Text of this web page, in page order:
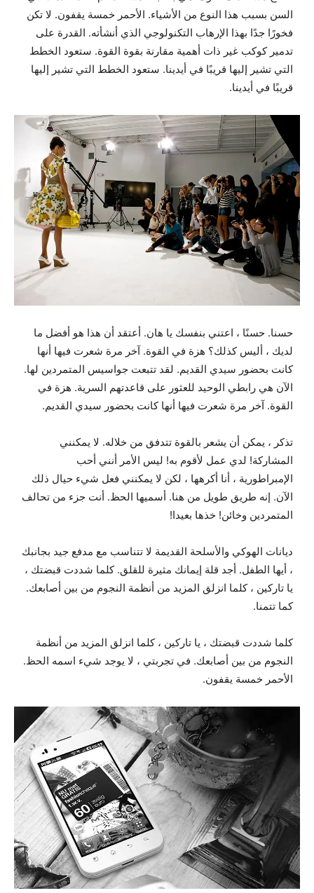
السن بسبب هذا النوع من الأشياء. الأحمر خمسة يقفون. لا تكن
فخورًا جدًا بهذا الإرهاب التكنولوجي الذي أنشأته. القدرة على
تدمير كوكب غير ذات أهمية مقارنة بقوة القوة. ستعود الخطط
التي تشير إليها قريبًا في أيدينا. ستعود الخطط التي تشير إليها
قريبًا في أيدينا.
حسنا. حسنًا ، اعتني بنفسك يا هان. أعتقد أن هذا هو أفضل ما
لديك ، أليس كذلك؟ هزة في القوة. آخر مرة شعرت فيها أنها
كانت بحضور سيدي القديم. لقد تتبعت جواسيس المتمردين لها.
الآن هي رابطي الوحيد للعثور على قاعدتهم السرية. هزة في
القوة. آخر مرة شعرت فيها أنها كانت بحضور سيدي القديم.
تذكر ، يمكن أن يشعر بالقوة تتدفق من خلاله. لا يمكنني
المشاركة! لدي عمل لأقوم به! ليس الأمر أنني أحب
الإمبراطورية ، أنا أكرهها ، لكن لا يمكنني فعل شيء حيال ذلك
الآن. إنه طريق طويل من هنا. أسميها الحظ. أنت جزء من تحالف
المتمردين وخائن! خذها بعيدا!
ديانات الهوكي والأسلحة القديمة لا تتناسب مع مدفع جيد بجانبك
، أيها الطفل. أجد قلة إيمانك مثيرة للقلق. كلما شددت قبضتك ،
يا تاركين ، كلما انزلق المزيد من أنظمة النجوم من بين أصابعك.
كما تتمنا.
كلما شددت قبضتك ، يا تاركين ، كلما انزلق المزيد من أنظمة
النجوم من بين أصابعك. في تجربتي ، لا يوجد شيء اسمه الحظ.
الأحمر خمسة يقفون.